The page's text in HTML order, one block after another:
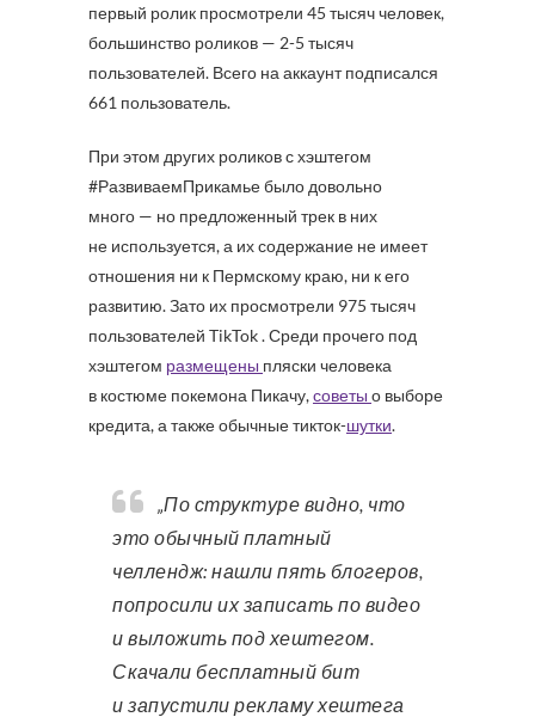
первый ролик просмотрели 45 тысяч человек,
большинство роликов — 2-5 тысяч
пользователей. Всего на аккаунт подписался
661 пользователь.
При этом других роликов с хэштегом
#РазвиваемПрикамье было довольно
много — но предложенный трек в них
не используется, а их содержание не имеет
отношения ни к Пермскому краю, ни к его
развитию. Зато их просмотрели 975 тысяч
пользователей TikTok . Среди прочего под
хэштегом размещены пляски человека
в костюме покемона Пикачу,советы о выборе
кредита, а также обычные тикток-шутки.
„По структуре видно, что
это обычный платный
челлендж: нашли пять блогеров,
попросили их записать по видео
и выложить под хештегом.
Скачали бесплатный бит
и запустили рекламу хештега